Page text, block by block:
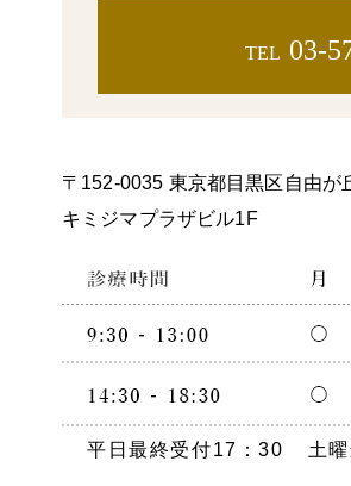
TEL 03-
〒152-0035 東京都目黒区自由が
キミジマプラザビル1F
平日最終受付17：30 土